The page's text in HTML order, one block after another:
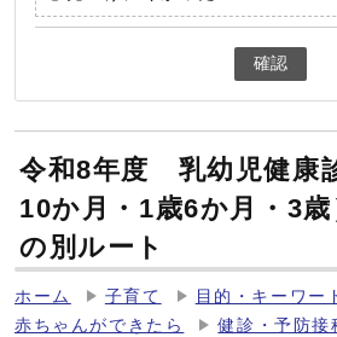
確認
令和8年度 乳幼児健康
10か月・1歳6か月・3
の別ルート
ホーム 子育て
目的・キーワー
赤ちゃんができたら
健診・予防接